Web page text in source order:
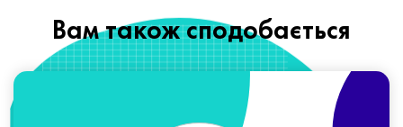
Вам також сподобається